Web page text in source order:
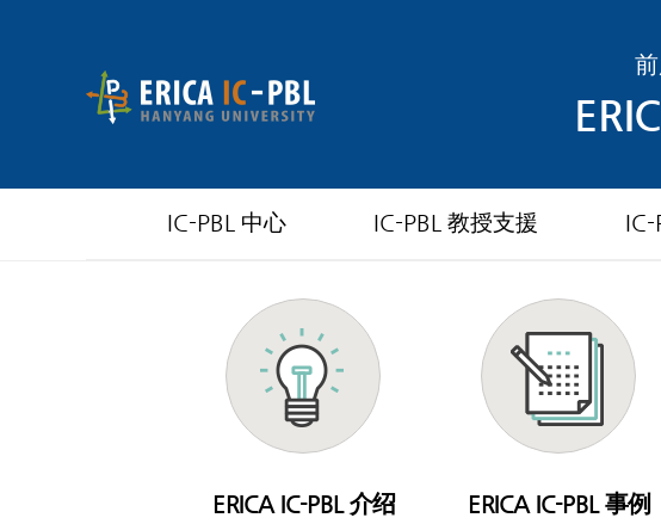
IC-PBL 中心 IC-PBL 教授支援 IC-
ERICA IC-PBL 介绍 ERICA IC-PBL 事例